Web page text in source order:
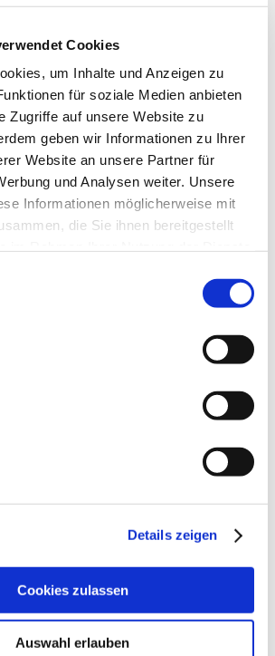
Cookies
um Inhalte und Anzeigen zu
für soziale Medien anbieten
Zugriffe auf unsere Website zu
geben wir Informationen zu Ihrer
Website an unsere Partner für
und Analysen weiter. Unsere
Informationen möglicherweise mit
die Sie ihnen bereitgestellt
Details zeigen
Cookies zulassen
Auswahl erlauben
Kreatives Catering für bis zu
- 24,00 Euro |
| außen 60 | geschlossene
| sep. Raum
Kontakt
Downloads